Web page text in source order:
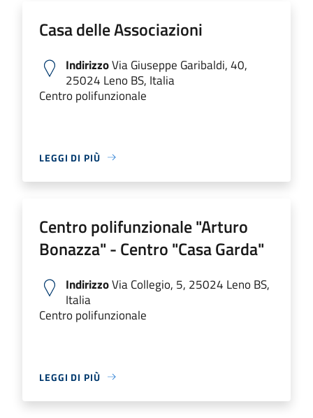
Casa delle Associazioni
IndirizzoVia Giuseppe Garibaldi, 40,
25024 Leno BS, Italia
Centro polifunzionale
LEGGI DI PIÙ
Centro polifunzionale "Arturo
Bonazza" - Centro "Casa Garda"
IndirizzoVia Collegio, 5, 25024 Leno BS,
Italia
Centro polifunzionale
LEGGI DI PIÙ